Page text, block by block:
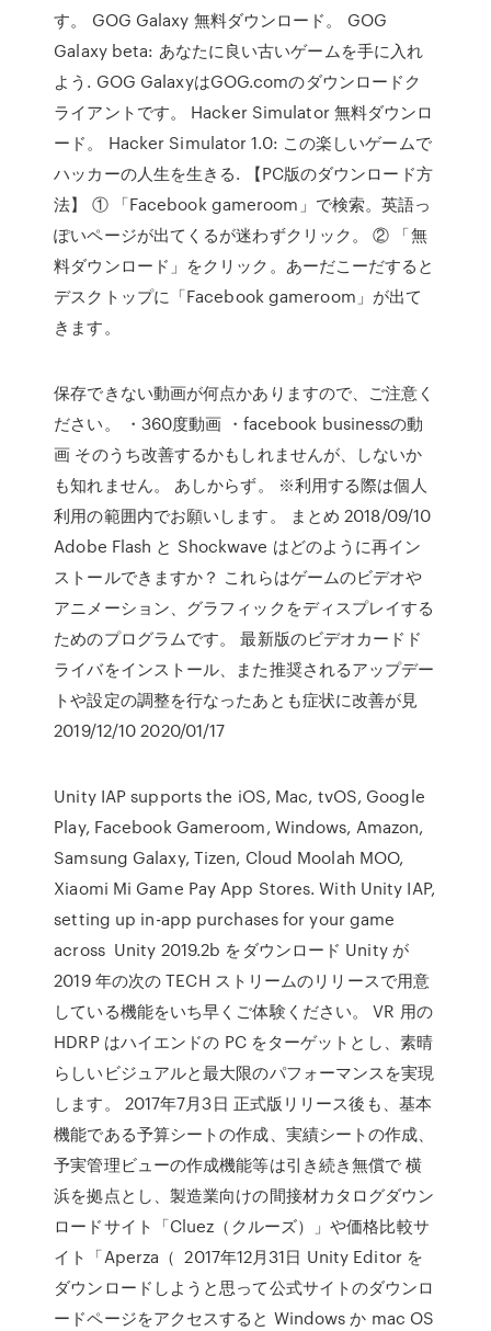
す。 GOG Galaxy 無料ダウンロード。 GOG
Galaxy beta: あなたに良い古いゲームを手に入れ
よう. GOG GalaxyはGOG.comのダウンロードク
ライアントです。 Hacker Simulator 無料ダウンロ
ード。 Hacker Simulator 1.0: この楽しいゲームで
ハッカーの人生を生きる. 【PC版のダウンロード方
法】 ① 「Facebook gameroom」で検索。英語っ
ぽいページが出てくるが迷わずクリック。 ② 「無
料ダウンロード」をクリック。あーだこーだすると
デスクトップに「Facebook gameroom」が出て
きます。
保存できない動画が何点かありますので、ご注意く
ださい。 ・360度動画 ・facebook businessの動
画 そのうち改善するかもしれませんが、しないか
も知れません。 あしからず。 ※利用する際は個人
利用の範囲内でお願いします。 まとめ 2018/09/10
Adobe Flash と Shockwave はどのように再イン
ストールできますか？ これらはゲームのビデオや
アニメーション、グラフィックをディスプレイする
ためのプログラムです。 最新版のビデオカードド
ライバをインストール、また推奨されるアップデー
トや設定の調整を行なったあとも症状に改善が見
2019/12/10 2020/01/17
Unity IAP supports the iOS, Mac, tvOS, Google
Play, Facebook Gameroom, Windows, Amazon,
Samsung Galaxy, Tizen, Cloud Moolah MOO,
Xiaomi Mi Game Pay App Stores. With Unity IAP,
setting up in-app purchases for your game
across Unity 2019.2b をダウンロード Unity が
2019 年の次の TECH ストリームのリリースで用意
している機能をいち早くご体験ください。 VR 用の
HDRP はハイエンドの PC をターゲットとし、素晴
らしいビジュアルと最大限のパフォーマンスを実現
します。 2017年7月3日 正式版リリース後も、基本
機能である予算シートの作成、実績シートの作成、
予実管理ビューの作成機能等は引き続き無償で 横
浜を拠点とし、製造業向けの間接材カタログダウン
ロードサイト「Cluez（クルーズ）」や価格比較サ
イト「Aperza（ 2017年12月31日 Unity Editor を
ダウンロードしようと思って公式サイトのダウンロ
ードページをアクセスすると Windows か mac OS